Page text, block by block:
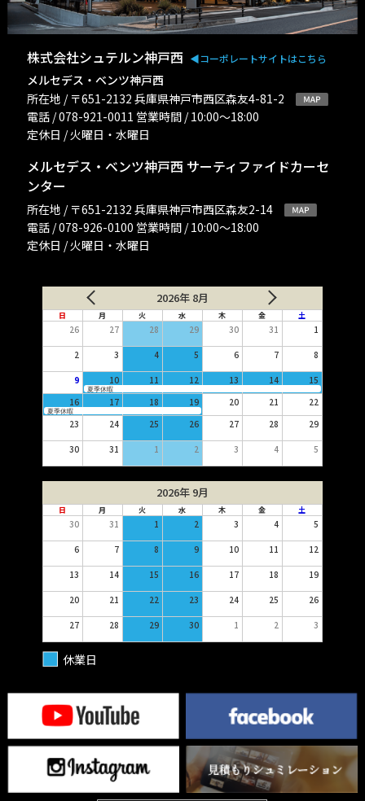
株式会社シュテルン神戸西 ◀︎コーポレートサイトはこちら
メルセデス・ベンツ神戸西
所在地 / 〒651-2132 兵庫県神戸市西区森友4-81-2
電話 / 078-921-0011 営業時間 / 10:00〜18:00
定休日 / 火曜日・水曜日
メルセデス・ベンツ神戸西 サーティファイドカーセ
ンター
所在地 / 〒651-2132 兵庫県神戸市西区森友2-14
電話 / 078-926-0100 営業時間 / 10:00〜18:00
定休日 / 火曜日・水曜日
2026年 8月
日 月 火 水 木 金 土
26 27 28 29 30 31 1
2 3 4 5 6 7 8
9 10 11 12 13 14 15
夏季休暇
16 17 18 19 20 21 22
夏季休暇
23 24 25 26 27 28 29
30 31 1 2 3 4 5
2026年 9月
日 月 火 水 木 金 土
30 31 1 2 3 4 5
6 7 8 9 10 11 12
13 14 15 16 17 18 19
20 21 22 23 24 25 26
27 28 29 30 1 2 3
休業日